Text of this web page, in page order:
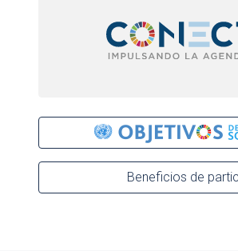
Beneficios de